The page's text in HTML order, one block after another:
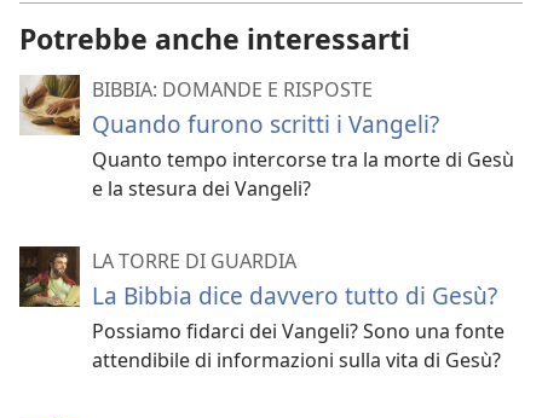
Potrebbe anche interessarti
BIBBIA: DOMANDE E RISPOSTE
Quando furono scritti i Vangeli?
Quanto tempo intercorse tra la morte di Gesù
e la stesura dei Vangeli?
LA TORRE DI GUARDIA
La Bibbia dice davvero tutto di Gesù?
Possiamo fidarci dei Vangeli? Sono una fonte
attendibile di informazioni sulla vita di Gesù?